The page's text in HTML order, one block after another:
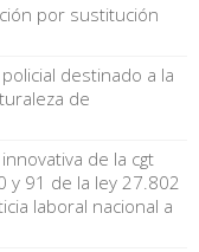
por sustitución
destinado a la
de
de la cgt
y 91 de la ley 27.802
laboral nacional a